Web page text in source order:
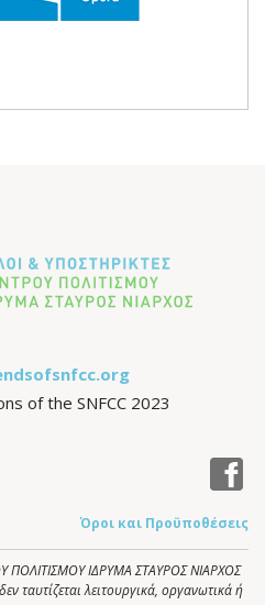
of the SNFCC 2023
Όροι και Προϋποθέσεις
ΠΟΛΙΤΙΣΜΟΥ ΙΔΡΥΜΑ ΣΤΑΥΡΟΣ ΝΙΑΡΧΟΣ
ταυτίζεται λειτουργικά, οργανωτικά ή